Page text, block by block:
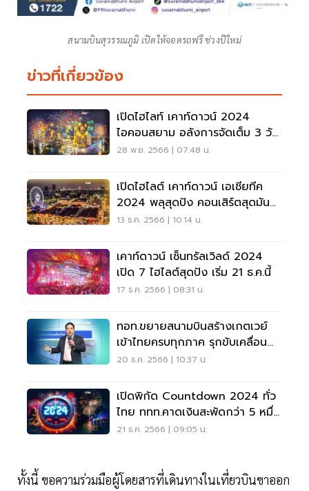
สนามบินสุวรรณภูมิ เปิดให้จอดรถฟรี ช่วงปีใหม่
ข่าวที่เกี่ยวข้อง
เปิดไฮไลท์ เคาท์ดาวน์ 2024
ไอคอนสยาม อลังการจัดเต็ม 3 วัน
3 คืน แบมแบมก็มา
28 พ.ย. 2566 | 07:48 น.
เปิดไฮไลต์ เคาท์ดาวน์ เอเชียทีค
2024 พลุสุดปัง คอนเสิร์ตสุดมันส์
รับปีใหม่
13 ธ.ค. 2566 | 10:14 น.
เคาท์ดาวน์ เซ็นทรัลเวิลด์ 2024
เปิด 7 ไฮไลต์สุดปัง เริ่ม 21 ธ.ค.นี้
17 ธ.ค. 2566 | 08:31 น.
ทอท.ขยายสนามบินสร้างเกตเวย์
เข้าไทยครบทุกภาค รุกขับเคลื่อน
สนามบินสีเขียว
20 ธ.ค. 2566 | 10:37 น.
เปิดพิกัด Countdown 2024 ทั่ว
ไทย ททท.คาดเงินสะพัดกว่า 5 หมื่น
ล้าน
21 ธ.ค. 2566 | 09:05 น.
ทั้งนี้ ขอความร่วมมือผู้โดยสารที่เดินทางในเที่ยวบินขาออก